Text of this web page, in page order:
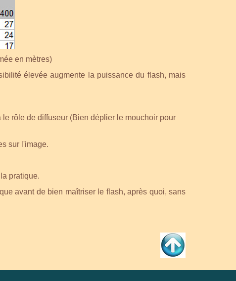
en mètres)
élevée augmente la puissance du flash, mais
rôle de diffuseur (Bien déplier le mouchoir pour
sur l'image.
pratique.
avant de bien maîtriser le flash, après quoi, sans